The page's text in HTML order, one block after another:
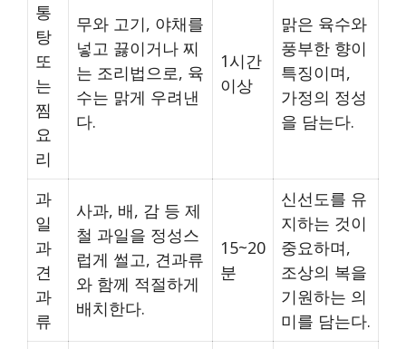
통
탕
또
는
찜
요
리
무와 고기, 야채를
넣고 끓이거나 찌
는 조리법으로, 육
수는 맑게 우려낸
다.
1시간
이상
맑은 육수와
풍부한 향이
특징이며,
가정의 정성
을 담는다.
과
일
과
견
과
류
사과, 배, 감 등 제
철 과일을 정성스
럽게 썰고, 견과류
와 함께 적절하게
배치한다.
15~20
분
신선도를 유
지하는 것이
중요하며,
조상의 복을
기원하는 의
미를 담는다.